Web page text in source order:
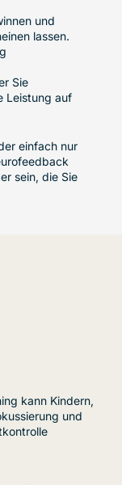
und
lassen.
Sie
Leistung auf
einfach nur
sein, die Sie
kann Kindern,
und